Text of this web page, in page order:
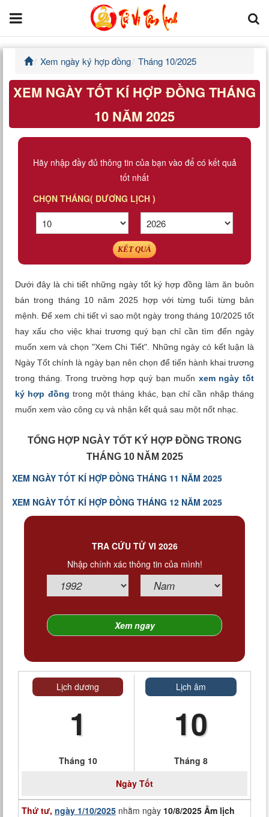
Trang chủ
Tử Vi Đẩu Số
Tử Vi 12 Con Giáp
Văn Hoa Tâm linh
Xem tuổi
Tướng số
Cung hoàng đạo
Xem ngày ký hợp đồng Tháng 10/2025
XEM NGÀY TỐT KÍ HỢP ĐỒNG THÁNG
10 NĂM 2025
Hãy nhập đầy đủ thông tin của bạn vào để có kết quả
tốt nhất
CHỌN THÁNG( DƯƠNG LỊCH )
KẾT QUẢ
Dưới đây là chi tiết những ngày tốt ký hợp đồng làm ăn buôn
bán trong tháng 10 năm 2025 hợp với từng tuổi từng bản
mệnh. Để xem chi tiết vì sao một ngày trong tháng 10/2025 tốt
hay xấu cho việc khai trương quý bạn chỉ cần tìm đến ngày
muốn xem và chọn "Xem Chi Tiết". Những ngày có kết luận là
Ngày Tốt chính là ngày bạn nên chọn để tiến hành khai trương
trong tháng. Trong trường hợp quý bạn muốn xem ngày tốt
ký hợp đồng trong một tháng khác, bạn chỉ cần nhập tháng
muốn xem vào công cụ và nhận kết quả sau một nốt nhạc.
TỔNG HỢP NGÀY TỐT KÝ HỢP ĐỒNG TRONG
THÁNG 10 NĂM 2025
XEM NGÀY TỐT KÍ HỢP ĐỒNG THÁNG 11 NĂM 2025
XEM NGÀY TỐT KÍ HỢP ĐỒNG THÁNG 12 NĂM 2025
TRA CỨU TỬ VI 2026
Nhập chính xác thông tin của mình!
Lịch dương
1
Tháng 10
Lịch âm
10
Tháng 8
Ngày Tốt
Thứ tư, ngày 1/10/2025 nhằm ngày 10/8/2025 Âm lịch